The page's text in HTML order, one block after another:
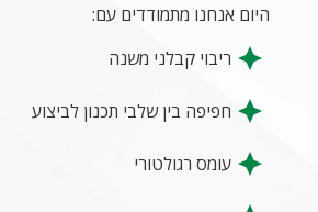
היום אנחנו מתמודדים עם:
ריבוי קבלני משנה
חפיפה בין שלבי תכנון לביצוע
עומס רגולטורי